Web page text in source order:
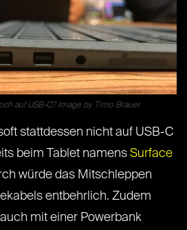
auf USB-C? Image by Timo Brauer
stattdessen nicht auf USB-C
beim Tablet namens Surface
würde das Mitschleppen
entbehrlich. Zudem
mit einer Powerbank